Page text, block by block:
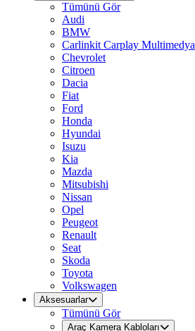
Tümünü Gör
Audi
BMW
Carlinkit Carplay Multimedya
Chevrolet
Citroen
Dacia
Fiat
Ford
Honda
Hyundai
Isuzu
Kia
Mazda
Mitsubishi
Nissan
Opel
Peugeot
Renault
Seat
Skoda
Toyota
Volkswagen
Aksesuarlar
Tümünü Gör
Araç Kamera Kabloları